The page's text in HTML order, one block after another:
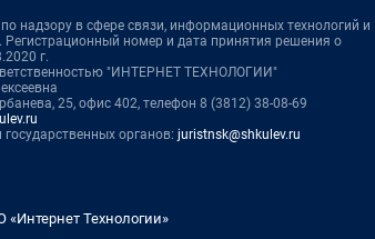
надзору в сфере связи, информационных технологий и
номер и дата принятия решения о
г.
"ИНТЕРНЕТ ТЕХНОЛОГИИ"
25, офис 402, телефон 8 (3812) 38-08-69
органов: juristnsk@shkulev.ru
Технологии»